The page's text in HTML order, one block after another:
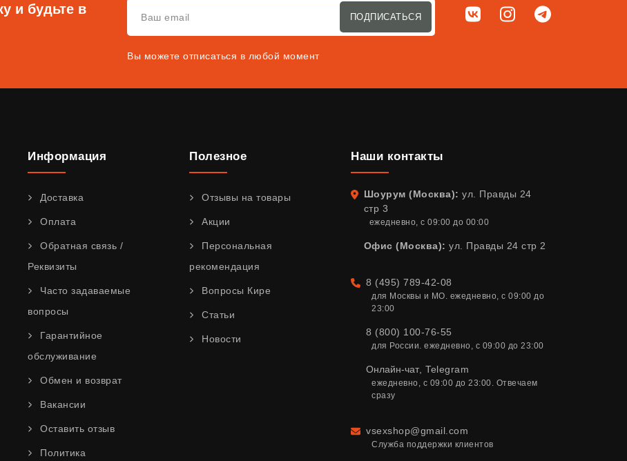
и будьте в
ПОДПИСАТЬСЯ
Вы можете отписаться в любой момент
Мы в соц. сетях
ВКонтактеInstagramTelegram
Информация
Доставка
Оплата
Обратная связь /
Реквизиты
Часто задаваемые
вопросы
Гарантийное
обслуживание
Обмен и возврат
Вакансии
Оставить отзыв
Политика
Полезное
Отзывы на товары
Акции
Персональная
рекомендация
Вопросы Кире
Статьи
Новости
Наши контакты
Адрес
Шоурум (Москва): ул. Правды 24
стр 3
ежедневно, с 09:00 до 00:00
Офис (Москва): ул. Правды 24 стр 2
Телефон
8 (495) 789-42-08
для Москвы и МО. ежедневно, с 09:00 до
23:00
8 (800) 100-76-55
для России. ежедневно, с 09:00 до 23:00
Онлайн-чат,Telegram
ежедневно, с 09:00 до 23:00. Отвечаем
сразу
Email
vsexshop@gmail.com
Служба поддержки клиентов